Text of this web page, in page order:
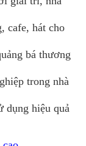
cafe, hát cho
bá thương
trong nhà
dụng hiệu quả